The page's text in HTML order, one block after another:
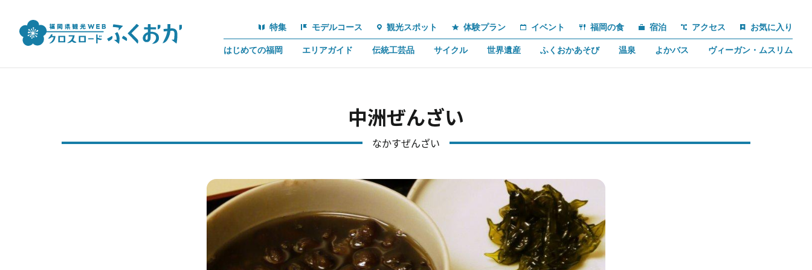
特集 モデルコース 観光スポット 体験プラン イベント 福岡の食 宿泊 アクセス お気に入り
はじめての福岡 エリアガイド 伝統工芸品 サイクル 世界遺産 ふくおかあそび 温泉 よかバス ヴィーガン・ムスリム
中洲ぜんざい
なかすぜんざい